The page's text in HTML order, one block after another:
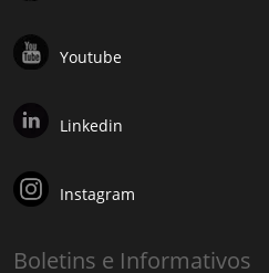
Youtube
Linkedin
Instagram
Boletins e Informativos